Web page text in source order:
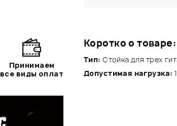
Коротко о товаре:
Тип:Стойка для трех
Допустимая нагрузка:
Принимаем
все виды оплат